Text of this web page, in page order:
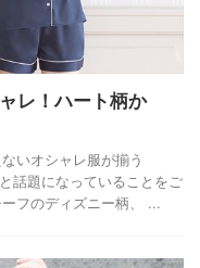
レ！ハート柄か
いオシャレ服が揃う
話題になっていることをご
フのディズニー柄、 ...